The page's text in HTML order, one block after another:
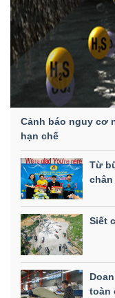
Cảnh báo nguy cơ
hạn chế
Từ
Siết
toàn